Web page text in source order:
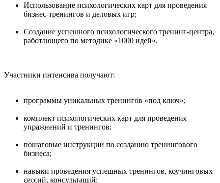
Использование психологических карт для проведения
бизнес-тренингов и деловых игр;
Создание успешного психологического тренинг-центра,
работающего по методике «1000 идей».
Участники интенсива получают:
программы уникальных тренингов «под ключ»;
комплект психологических карт для проведения
упражнений и тренингов;
пошаговые инструкции по созданию тренингового
бизнеса;
навыки проведения успешных тренингов, коучинговых
сессий, консультаций;